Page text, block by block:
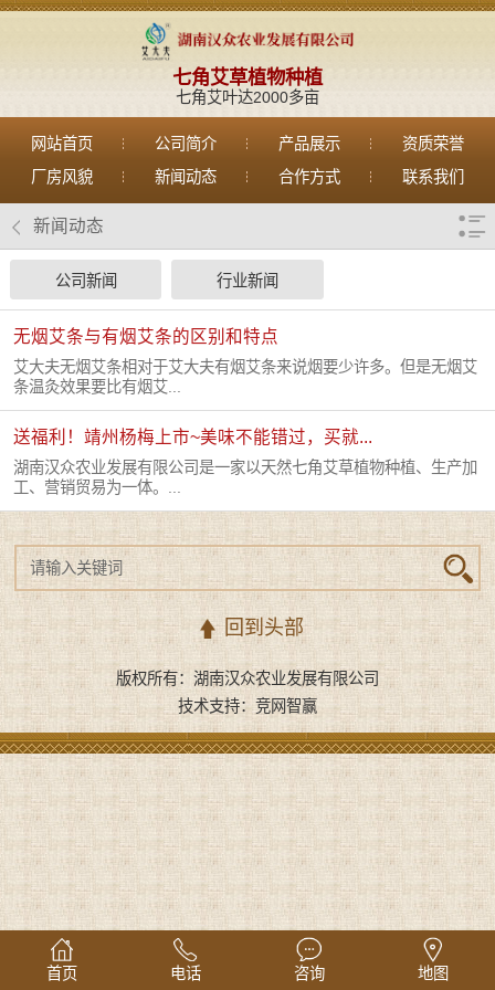
七角艾草植物种植
七角艾叶达2000多亩
网站首页 公司简介 产品展示
资质荣誉
厂房风貌
新闻动态 合作方式 联系我们
新闻动态
公司新闻 行业新闻
无烟艾条与有烟艾条的区别和特点
艾大夫无烟艾条相对于艾大夫有烟艾条来说烟要少许多。但是无烟艾
条温灸效果要比有烟艾...
送福利！靖州杨梅上市~美味不能错过，买就...
湖南汉众农业发展有限公司是一家以天然七角艾草植物种植、生产加
工、营销贸易为一体。...
回到头部
版权所有：湖南汉众农业发展有限公司
技术支持： 竞网智赢
首页 电话 咨询 地图